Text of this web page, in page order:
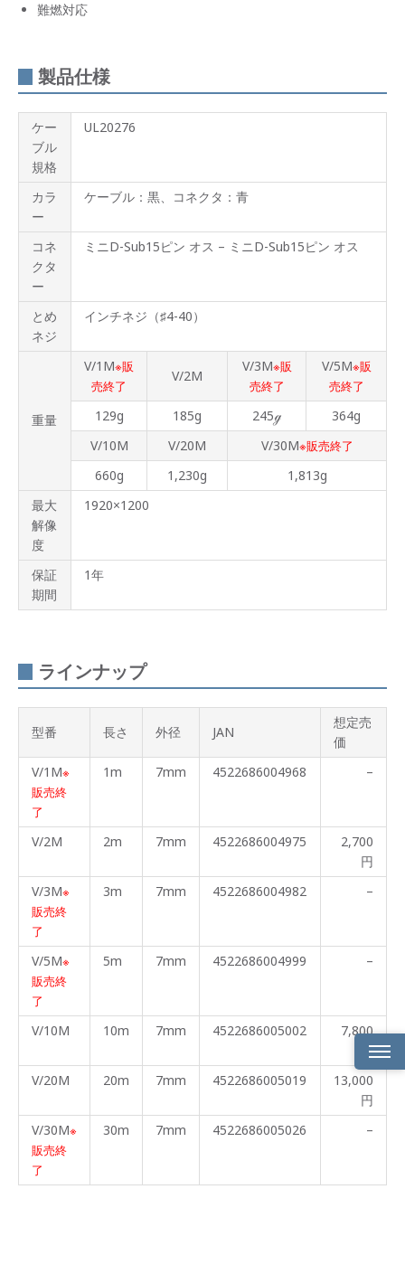
難燃対応
製品仕様
ケー
ブル
規格
UL20276
カラ
ー
ケーブル：黒、コネクタ：青
コネ
クタ
ー
ミニD-Sub15ピン オス – ミニD-Sub15ピン オス
とめ
ネジ
インチネジ（♯4-40）
重量
V/1M※販
売終了
V/2M
V/3M※販
売終了
V/5M※販
売終了
129g 185g 245ℊ
364g
V/10M
V/20M V/30M※販売終了
660g 1,230g
1,813g
最大
解像
度
1920×1200
保証
期間
1年
ラインナップ
型番 長さ 外径 JAN
想定売
価
V/1M※
販売終
了
1m 7mm 4522686004968 –
V/2M 2m 7mm 4522686004975
2,700
円
V/3M※
販売終
了
3m 7mm 4522686004982 –
V/5M※
販売終
了
5m 7mm 4522686004999 –
V/10M 10m 7mm 4522686005002
7,800
円
V/20M
20m 7mm 4522686005019
13,000
円
V/30M※
販売終
了
30m 7mm 4522686005026 –
製品
概要